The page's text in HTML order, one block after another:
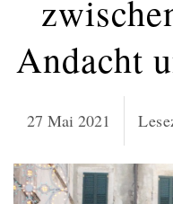
Andacht
27 Mai 2021